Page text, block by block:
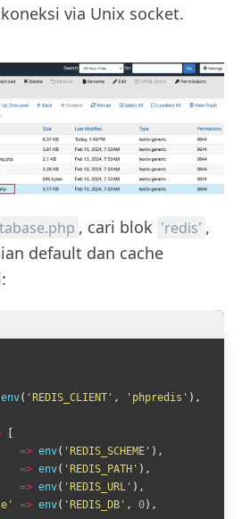
via Unix socket.
, cari blok 'redis' ,
default dan cache
env( 'REDIS_CLIENT' , 'phpredis' ) ,
[
=> env( 'REDIS_SCHEME' ) ,
=> env( 'REDIS_PATH' ) ,
=> env( 'REDIS_URL' ) ,
=> env( 'REDIS_DB' , 0) ,